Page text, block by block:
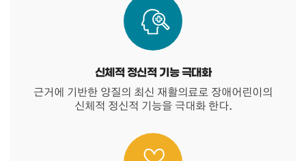
신체적 정신적 기능 극대화
근거에 기반한 양질의 최신 재활의료로 장애어린이의
신체적 정신적 기능을 극대화 한다.